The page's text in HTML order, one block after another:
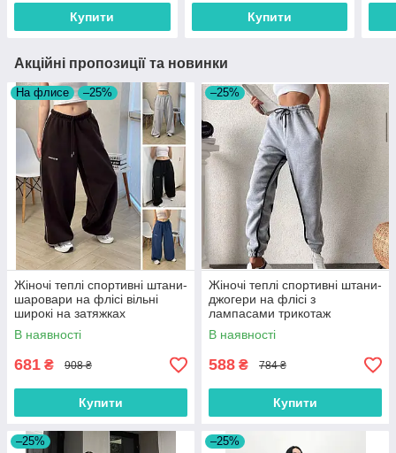
Купити Купити
Акційні пропозиції та новинки
На флисе –25%
Жіночі теплі спортивні штани-
шаровари на флісі вільні
широкі на затяжках
В наявності
681 ₴ 908 ₴
Купити
–25%
Жіночі теплі спортивні штани-
джогери на флісі з
лампасами трикотаж
тринитка
В наявності
588 ₴ 784 ₴
Купити
–25% –25%